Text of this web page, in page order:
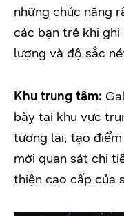
những chức năng
các bạn trẻ khi
lượng và độ sắc
Khu trung tâm:
bày tại khu vực
tương lai, tạo
mời quan sát chi
thiện cao cấp của